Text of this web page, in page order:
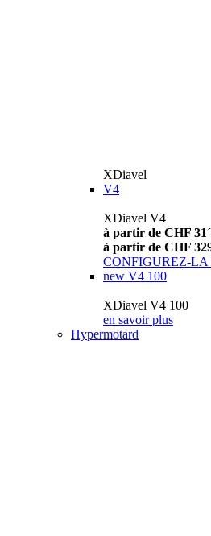
XDiavel
V4
XDiavel V4
à partir de CHF
à partir de CHF
CONFIGUREZ-LA
new V4 100
XDiavel V4 100
en savoir plus
Hypermotard